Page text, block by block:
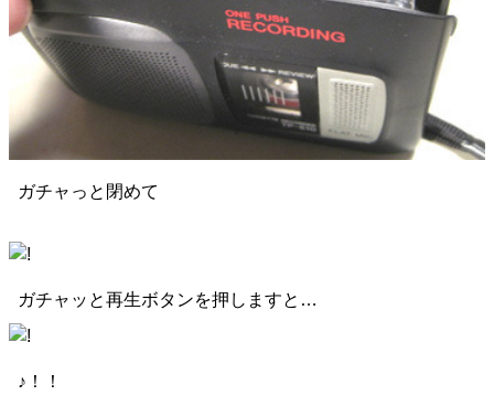
ガチャっと閉めて
ガチャッと再生ボタンを押しますと…
♪！！